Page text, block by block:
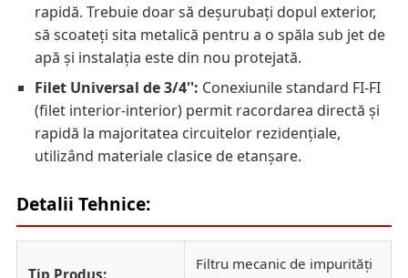
rapidă. Trebuie doar să deșurubați dopul exterior,
să scoateți sita metalică pentru a o spăla sub jet de
apă și instalația este din nou protejată.
Filet Universal de 3/4'': Conexiunile standard FI-FI
(filet interior-interior) permit racordarea directă și
rapidă la majoritatea circuitelor rezidențiale,
utilizând materiale clasice de etanșare.
Detalii Tehnice:
Tip Produs:
Filtru mecanic de impurități